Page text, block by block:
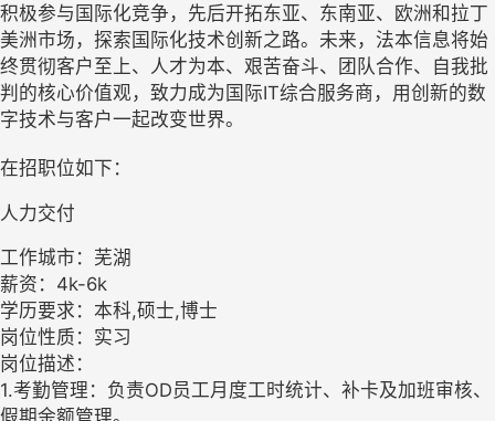
积极参与国际化竞争，先后开拓东亚、东南亚、欧洲和拉丁
美洲市场，探索国际化技术创新之路。未来，法本信息将始
终贯彻客户至上、人才为本、艰苦奋斗、团队合作、自我批
判的核心价值观，致力成为国际IT综合服务商，用创新的数
字技术与客户一起改变世界。
在招职位如下：
人力交付
工作城市：芜湖
薪资：4k-6k
学历要求：本科,硕士,博士
岗位性质：实习
岗位描述：
1.考勤管理：负责OD员工月度工时统计、补卡及加班审核、